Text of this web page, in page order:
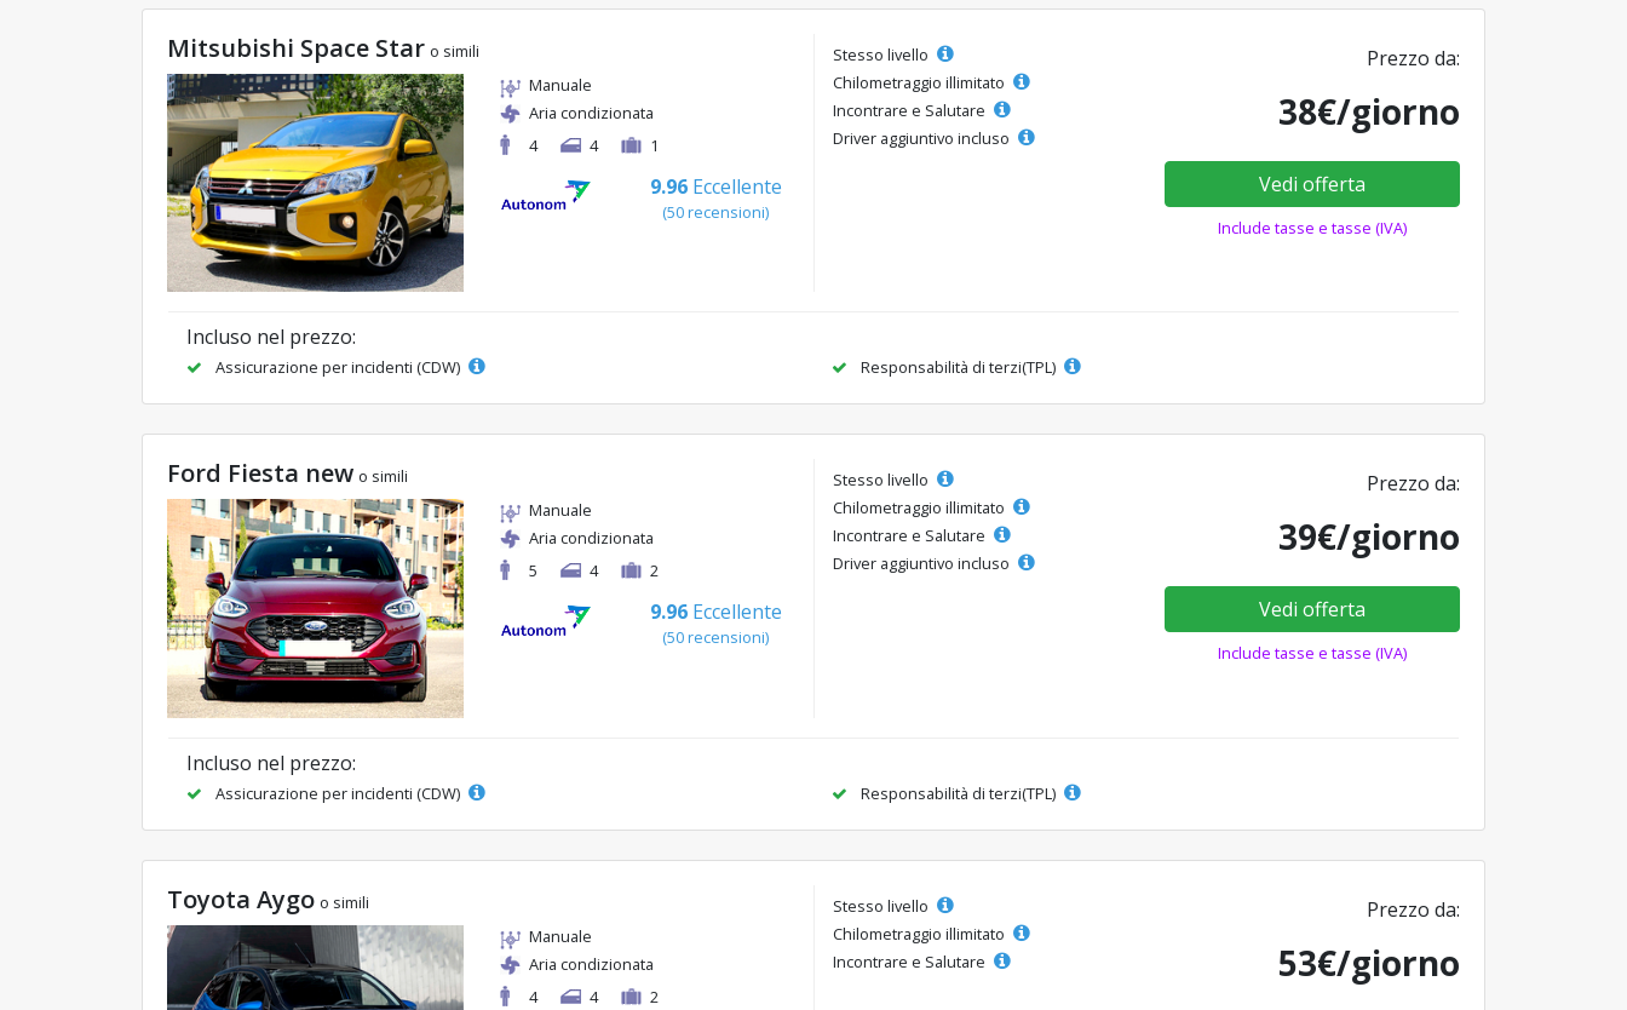
Mitsubishi Space Star o simili
Manuale
Aria condizionata
4
4 1
9.96 Eccellente
(50 recensioni)
Stesso livello
Chilometraggio illimitato
Incontrare e Salutare
Driver aggiuntivo incluso
Prezzo da:
38€/giorno
Vedi offerta
Include tasse e tasse (IVA)
Incluso nel prezzo:
Assicurazione per incidenti (CDW) Responsabilità di terzi(TPL)
Ford Fiesta new o simili
Manuale
Aria condizionata
5
4 2
9.96 Eccellente
(50 recensioni)
Stesso livello
Chilometraggio illimitato
Incontrare e Salutare
Driver aggiuntivo incluso
Prezzo da:
39€/giorno
Vedi offerta
Include tasse e tasse (IVA)
Incluso nel prezzo:
Assicurazione per incidenti (CDW) Responsabilità di terzi(TPL)
Toyota Aygo o simili
Manuale
Aria condizionata
4
4 2
Stesso livello
Chilometraggio illimitato
Incontrare e Salutare
Prezzo da:
53€/giorno